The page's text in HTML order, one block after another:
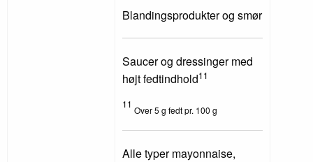
Blandingsprodukter og smør
Saucer og dressinger med
højt fedtindhold11
11
Over 5 g fedt pr. 100 g
Alle typer mayonnaise,